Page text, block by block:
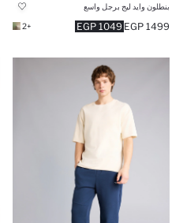
بنطلون وايد ليج برجل واسع
1049 EGP 1499 EGP
+2